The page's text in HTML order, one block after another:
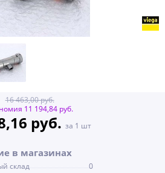
16 463,00 руб.
11 194,84 руб.
руб. за 1 шт
в магазинах
склад
0